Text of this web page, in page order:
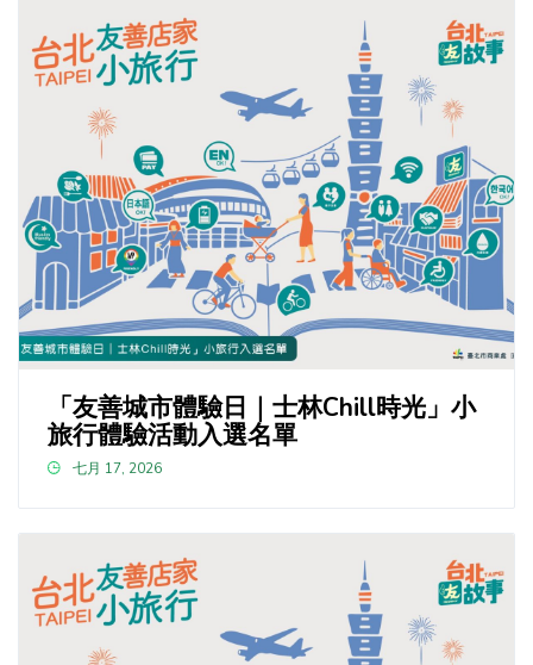
「友善城市體驗日｜士林Chill時光」小
旅行體驗活動入選名單
七月 17, 2026